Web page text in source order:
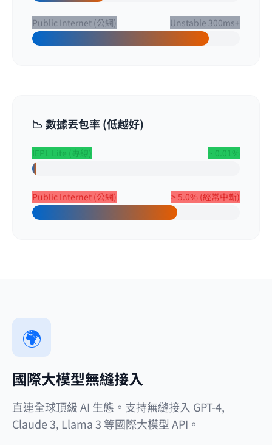
Public Internet (公網) Unstable 300ms+
📉 數據丟包率 (低越好)
IEPL Lite (專線) ~ 0.01%
Public Internet (公網) > 5.0% (經常中斷)
🌍
國際大模型無縫接入
直連全球頂級 AI 生態。支持無縫接入 GPT-4,
Claude 3, Llama 3 等國際大模型 API。